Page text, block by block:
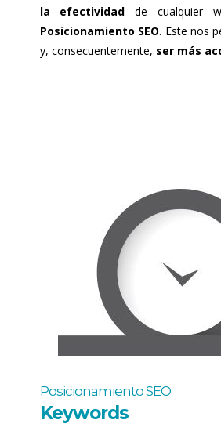
la efectividad de cualquier
Posicionamiento SEO. Este nos
y, consecuentemente, ser más
Posicionamiento SEO
Keywords